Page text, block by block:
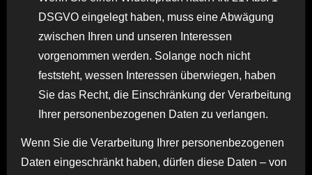
DSGVO eingelegt haben, muss eine Abwägung
zwischen Ihren und unseren Interessen
vorgenommen werden. Solange noch nicht
feststeht, wessen Interessen überwiegen, haben
Sie das Recht, die Einschränkung der Verarbeitung
Ihrer personenbezogenen Daten zu verlangen.
Wenn Sie die Verarbeitung Ihrer personenbezogenen
Daten eingeschränkt haben, dürfen diese Daten – von